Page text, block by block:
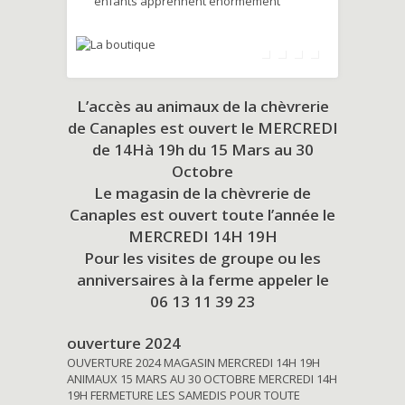
L’accès au animaux de la chèvrerie
de Canaples est ouvert le MERCREDI
de 14Hà 19h du 15 Mars au 30
Octobre
Le magasin de la chèvrerie de
Canaples est ouvert toute l’année le
MERCREDI 14H 19H
Pour les visites de groupe ou les
anniversaires à la ferme appeler le
06 13 11 39 23
ouverture 2024
OUVERTURE 2024 MAGASIN MERCREDI 14H 19H
ANIMAUX 15 MARS AU 30 OCTOBRE MERCREDI 14H
19H FERMETURE LES SAMEDIS POUR TOUTE